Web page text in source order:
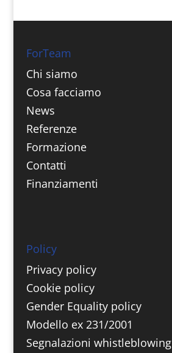
ForTeam
Chi siamo
Cosa facciamo
News
Referenze
Formazione
Contatti
Finanziamenti
Policy
Privacy policy
Cookie policy
Gender Equality policy
Modello ex 231/2001
Segnalazioni whistleblowing